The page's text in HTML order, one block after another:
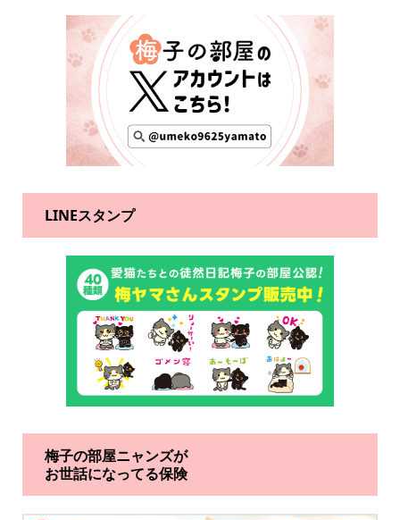
LINEスタンプ
梅子の部屋ニャンズが
お世話になってる保険